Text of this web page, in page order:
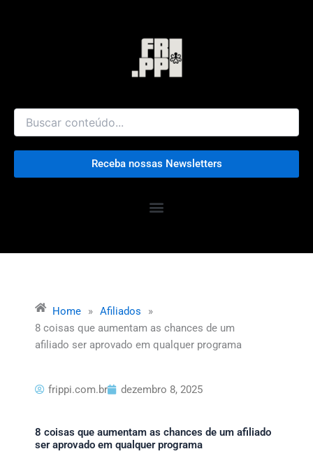
Receba nossas Newsletters
Home » Afiliados
»
8 coisas que aumentam as chances de um
afiliado ser aprovado em qualquer programa
frippi.com.br dezembro 8, 2025
8 coisas que aumentam as chances de um afiliado
ser aprovado em qualquer programa